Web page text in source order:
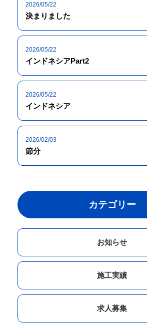
2026/05/22
決まりました
2026/05/22
インドネシアPart2
2026/05/22
インドネシア
2026/02/03
節分
カテゴリー
お知らせ
施工実績
求人募集